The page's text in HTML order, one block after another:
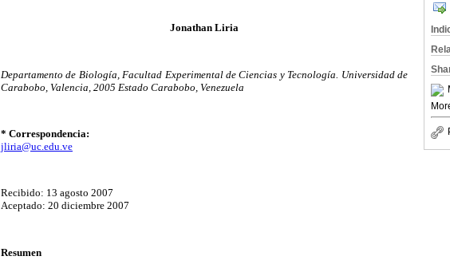
Jonathan Liria
Departamento de Biología, Facultad Experimental de Ciencias y Tecnología. Universidad de
Carabobo, Valencia, 2005 Estado Carabobo, Venezuela
* Correspondencia:
jliria@uc.edu.ve
Recibido: 13 agosto 2007
Aceptado: 20 diciembre 2007
Resumen